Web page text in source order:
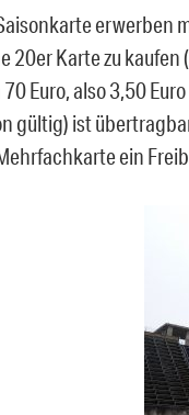
erwerben
20er Karte zu
Euro, also 3,50
gültig) ist
ein